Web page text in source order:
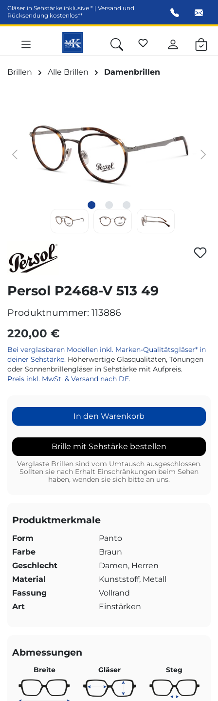
springen
Gläser in Sehstärke inklusive * | Versand und
Rücksendung kostenlos**
Brillen Alle Brillen Damenbrillen
Persol P2468-V 513 49
Produktnummer: 113886
220,00 €
Bei verglasbaren Modellen inkl. Marken-Qualitätsgläser* in
deiner Sehstärke. Höherwertige Glasqualitäten, Tönungen
oder Sonnenbrillengläser in Sehstärke mit Aufpreis.
Preis inkl. MwSt. & Versand nach DE.
In den Warenkorb
Brille mit Sehstärke bestellen
Verglaste Brillen sind vom Umtausch ausgeschlossen.
Sollten sie nach Erhalt Einschränkungen beim Sehen
haben, wenden sie sich bitte an uns.
Produktmerkmale
Form
Panto
Farbe
Braun
Geschlecht
Damen, Herren
Material
Kunststoff, Metall
Fassung
Vollrand
Art
Einstärken
Abmessungen
Breite Gläser Steg